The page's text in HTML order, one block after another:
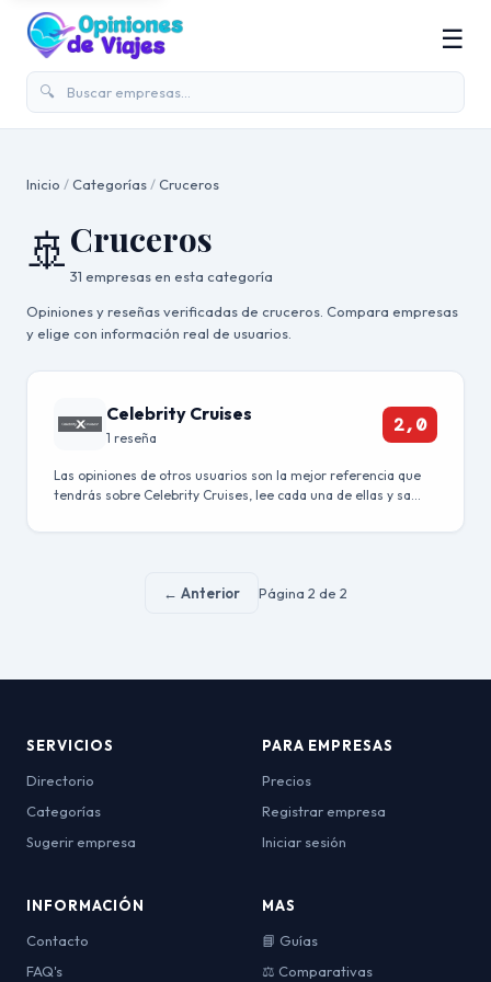
🔍
☰
Inicio /Categorías /Cruceros
🚢Cruceros
31 empresas en esta categoría
Opiniones y reseñas verificadas de cruceros. Compara empresas
y elige con información real de usuarios.
Celebrity Cruises
1 reseña
2,0
Las opiniones de otros usuarios son la mejor referencia que
tendrás sobre Celebrity Cruises, lee cada una de ellas y sa…
← Anterior Página 2 de 2
SERVICIOS
Directorio
Categorías
Sugerir empresa
PARA EMPRESAS
Precios
Registrar empresa
Iniciar sesión
INFORMACIÓN
Contacto
FAQ's
MAS
📘 Guías
⚖️ Comparativas